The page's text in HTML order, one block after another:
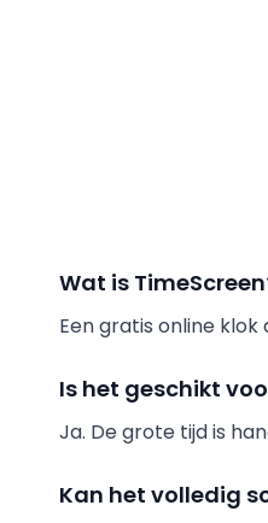
Wat is
Een gratis online
Is het geschikt
Ja. De grote tijd is
Kan het volledig